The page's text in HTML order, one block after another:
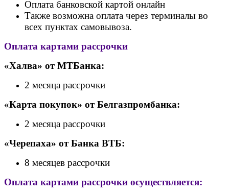
Оплата банковской картой онлайн
Также возможна оплата через терминалы во
всех пунктах самовывоза.
Оплата картами рассрочки
«Халва» от МТБанка:
2 месяца рассрочки
«Карта покупок» от Белгазпромбанка:
2 месяца рассрочки
«Черепаха» от Банка ВТБ:
8 месяцев рассрочки
Оплата картами рассрочки осуществляется: